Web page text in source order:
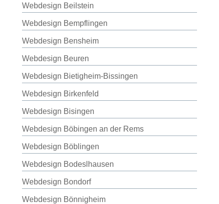
Webdesign Beilstein
Webdesign Bempflingen
Webdesign Bensheim
Webdesign Beuren
Webdesign Bietigheim-Bissingen
Webdesign Birkenfeld
Webdesign Bisingen
Webdesign Böbingen an der Rems
Webdesign Böblingen
Webdesign Bodeslhausen
Webdesign Bondorf
Webdesign Bönnigheim